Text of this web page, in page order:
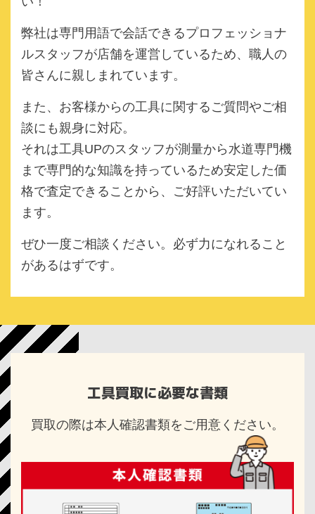
弊社は専門用語で会話できるプロフェッショナ
ルスタッフが店舗を運営しているため、職人の
皆さんに親しまれています。
また、お客様からの工具に関するご質問やご相
談にも親身に対応。
それは工具UPのスタッフが測量から水道専門機
まで専門的な知識を持っているため安定した価
格で査定できることから、ご好評いただいてい
ます。
ぜひ一度ご相談ください。必ず力になれること
があるはずです。
工具買取に必要な書類
買取の際は本人確認書類をご用意ください。